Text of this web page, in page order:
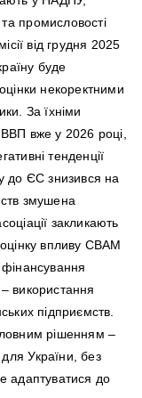
промисловості
від грудня 2025
буде
некоректними
За їхніми
вже у 2026 році,
тенденції
до ЄС знизився на
змушена
закликають
впливу CBAM
використання
підприємств.
рішенням –
України, без
адаптуватися до